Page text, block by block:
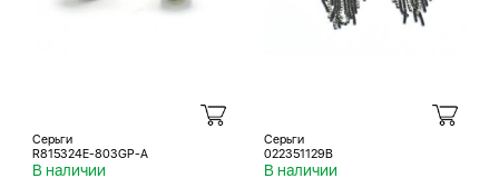
Серьги
R815324E-803GP-A
В наличии
Серьги
022351129B
В наличии